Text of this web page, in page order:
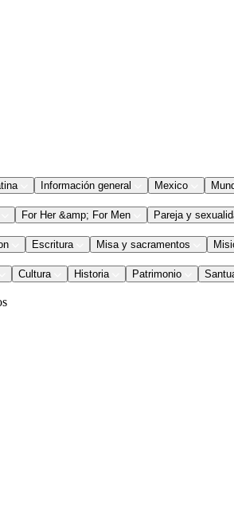
Información general Mexico
For Her &amp; For Men Pareja y
Escritura Misa y sacramentos
Cultura Historia Patrimonio